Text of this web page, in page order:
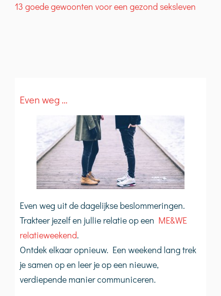
13 goede gewoonten voor een gezond seksleven
Even weg …
Even weg uit de dagelijkse beslommeringen.
Trakteer jezelf en jullie relatie op een ME&WE
relatieweekend.
Ontdek elkaar opnieuw. Een weekend lang trek
je samen op en leer je op een nieuwe,
verdiepende manier communiceren.